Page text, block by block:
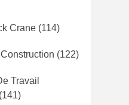
Crane (114)
(122)
Travail
(141)